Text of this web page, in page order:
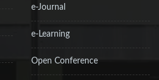
e-Journal
e-Learning
Open Conference